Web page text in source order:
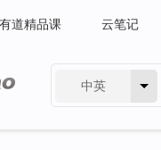
有道精品课 云笔记
中英